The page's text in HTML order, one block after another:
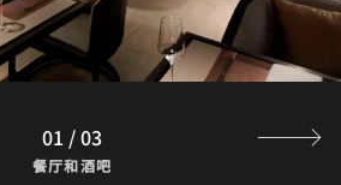
餐厅和酒吧
餐厅和酒吧
餐厅和酒吧
01 /03